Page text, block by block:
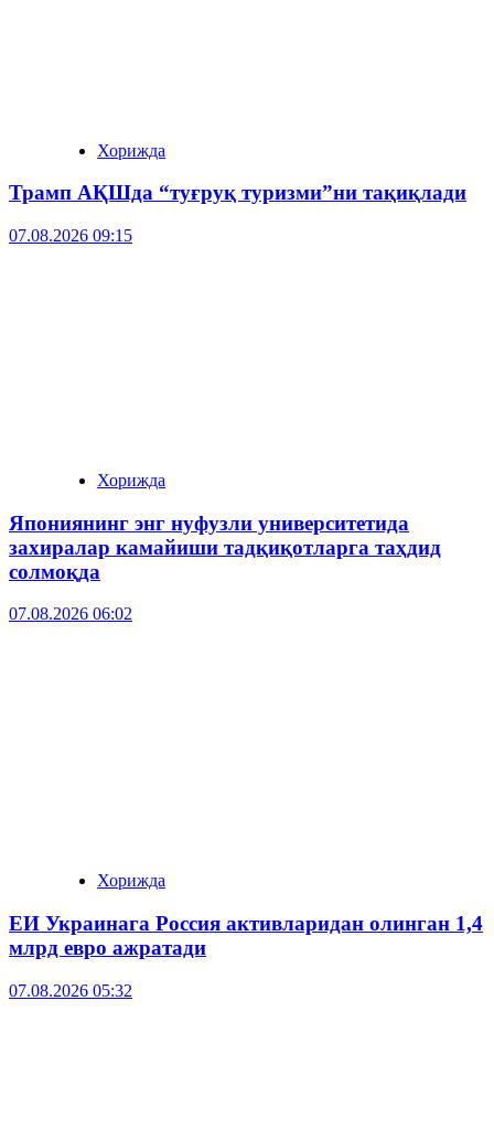
Хорижда
Трамп АҚШда “туғруқ туризми”ни тақиқлади
07.08.2026 09:15
Хорижда
Япониянинг энг нуфузли университетида
захиралар камайиши тадқиқотларга таҳдид
солмоқда
07.08.2026 06:02
Хорижда
ЕИ Украинага Россия активларидан олинган 1,4
млрд евро ажратади
07.08.2026 05:32